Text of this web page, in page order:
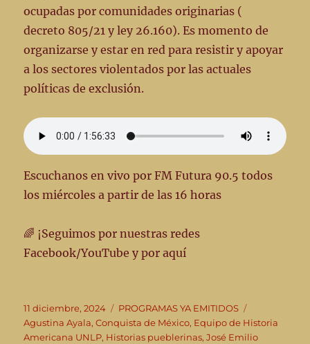
ocupadas por comunidades originarias (
decreto 805/21 y ley 26.160). Es momento de
organizarse y estar en red para resistir y apoyar
a los sectores violentados por las actuales
políticas de exclusión.
Escuchanos en vivo por FM Futura 90.5 todos
los miércoles a partir de las 16 horas
🌈 ¡Seguimos por nuestras redes
Facebook/YouTube y por aquí
Publicado
el
11 diciembre, 2024 Categorías
PROGRAMAS YA EMITIDOS
Agustina Ayala,Conquista de México, Equipo de Historia
Americana UNLP, Historias pueblerinas,José Emilio